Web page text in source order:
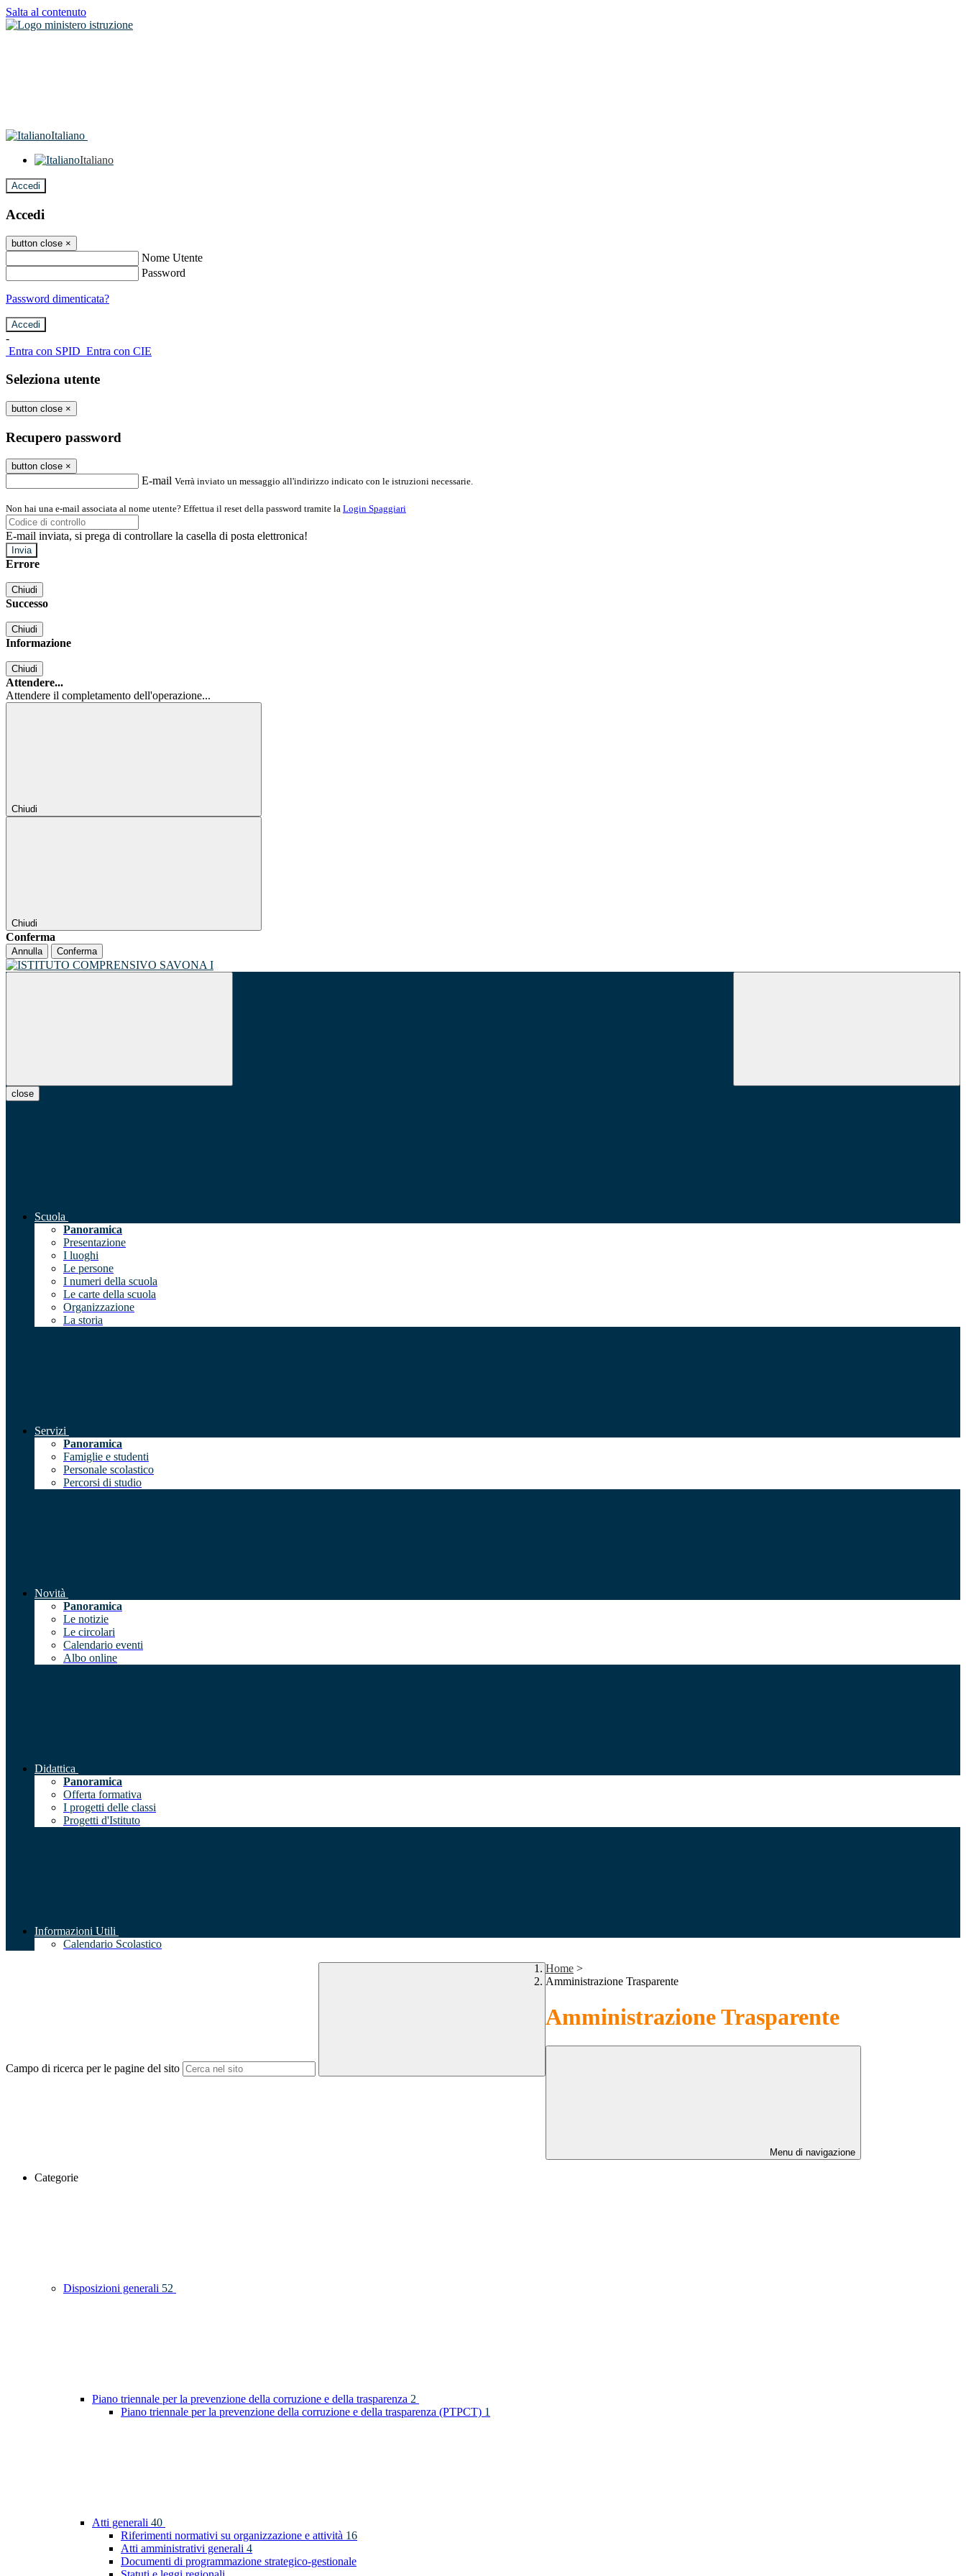
Salta al contenuto
Italiano
Italiano
Accedi
Accedi
button close ×
Nome Utente
Password
Password dimenticata?
-
Entra con SPID Entra con CIE
Seleziona utente
button close ×
Recupero password
button close ×
E-mail Verrà inviato un messaggio all'indirizzo indicato con le istruzioni necessarie.
Non hai una e-mail associata al nome utente? Effettua il reset della password tramite la Login Spaggiari
E-mail inviata, si prega di controllare la casella di posta elettronica!
Errore
Chiudi
Successo
Chiudi
Informazione
Chiudi
Attendere...
Attendere il completamento dell'operazione...
Chiudi
Chiudi
Conferma
Annulla Conferma
close
Scuola
Panoramica
Presentazione
I luoghi
Le persone
I numeri della scuola
Le carte della scuola
Organizzazione
La storia
Servizi
Panoramica
Famiglie e studenti
Personale scolastico
Percorsi di studio
Novità
Panoramica
Le notizie
Le circolari
Calendario eventi
Albo online
Didattica
Panoramica
Offerta formativa
I progetti delle classi
Progetti d'Istituto
Informazioni Utili
Calendario Scolastico
Campo di ricerca per le pagine del sito
Home >
Amministrazione Trasparente
Amministrazione Trasparente
Menu di navigazione
Categorie
Disposizioni generali 52
Piano triennale per la prevenzione della corruzione e della trasparenza 2
Piano triennale per la prevenzione della corruzione e della trasparenza (PTPCT) 1
Atti generali 40
Riferimenti normativi su organizzazione e attività 16
Atti amministrativi generali 4
Documenti di programmazione strategico-gestionale